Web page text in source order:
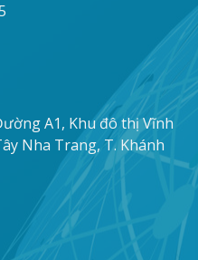
A1, Khu đô thị Vĩnh
Nha Trang, T. Khánh